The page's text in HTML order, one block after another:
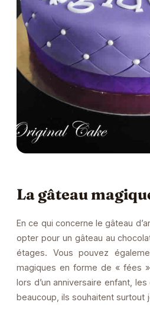
La gâteau
En ce qui concerne le gâteau
opter pour un gâteau au
étages. Vous pouvez
magiques en forme de « fées
lors d’un anniversaire enfant,
beaucoup, ils souhaitent surtout